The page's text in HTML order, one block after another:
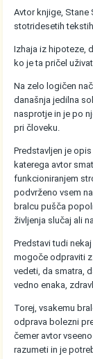
Avtor knjige, Stane
stotridesetih
Izhaja iz hipoteze,
ko je ta pričel
Na zelo logičen
današnja jedilna
nasprotje in je po
pri človeku.
Predstavljen je
katerega avtor
funkcioniranjem
podvrženo vsem
bralcu pušča
življenja slučaj ali
Predstavi tudi
mogoče odpraviti
vedeti, da smatra,
vedno enaka,
Torej, vsakemu
odprava bolezni
čemer avtor
razumeti in je